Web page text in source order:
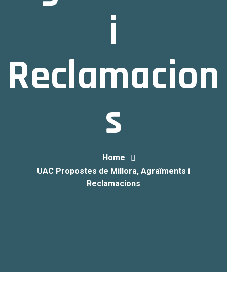
i
Reclamacion
s
Home
UAC Propostes de Millora, Agraïments i
Reclamacions